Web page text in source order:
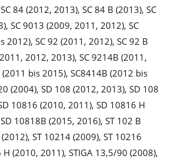
84 (2012, 2013), SC 84 B (2013), SC
SC 9013 (2009, 2011, 2012), SC
2012), SC 92 (2011, 2012), SC 92 B
2012, 2013), SC 9214B (2011,
(2011 bis 2015), SC8414B (2012 bis
(2004), SD 108 (2012, 2013), SD 108
10816 (2010, 2011), SD 10816 H
10818B (2015, 2016), ST 102 B
ST 10214 (2009), ST 10216
H (2010, 2011), STIGA 13,5/90 (2008),